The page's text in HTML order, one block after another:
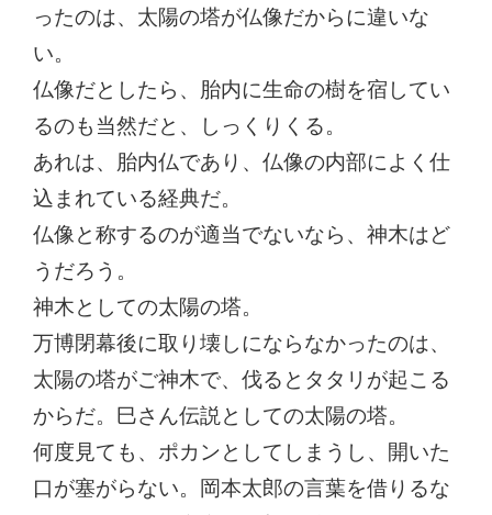
ったのは、太陽の塔が仏像だからに違いな
い。
仏像だとしたら、胎内に生命の樹を宿してい
るのも当然だと、しっくりくる。
あれは、胎内仏であり、仏像の内部によく仕
込まれている経典だ。
仏像と称するのが適当でないなら、神木はど
うだろう。
神木としての太陽の塔。
万博閉幕後に取り壊しにならなかったのは、
太陽の塔がご神木で、伐るとタタリが起こる
からだ。巳さん伝説としての太陽の塔。
何度見ても、ポカンとしてしまうし、開いた
口が塞がらない。岡本太郎の言葉を借りるな